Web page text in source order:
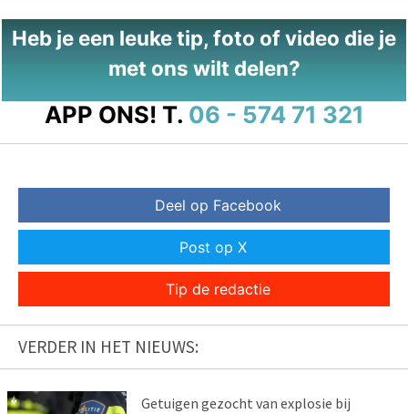
Heb je een leuke tip, foto of video die je
met ons wilt delen?
APP ONS! T. 06 - 574 71 321
Deel op Facebook
Post op X
Tip de redactie
VERDER IN HET NIEUWS:
Getuigen gezocht van explosie bij